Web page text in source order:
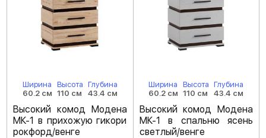
Ширина
60.2 см
Высота
110 см
Глубина
43.4 см
Высокий комод Модена
МК-1 в прихожую гикори
рокфорд/венге
Ширина
60.2 см
Высота
110 см
Глубина
43.4 см
Высокий комод Модена
МК-1 в спальню ясень
светлый/венге